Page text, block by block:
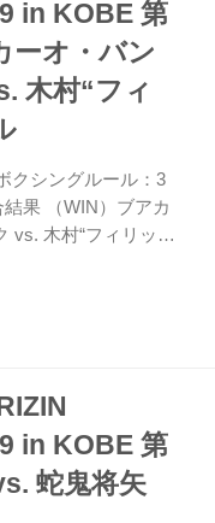
ブを伸ばし、左のヒ
間1分を切り、高
ウン。久保はハー
強打を出させない。
in KOBE 第
ーオ・バン
木村“フィ
クシングルール：3
果 （WIN）ブアカ
vs. 木村“フィリッ
1 木村の放った初
ブアカーオの下腹
右フックをブンブン
がらもヨロめくブア
前蹴り、接近戦では
ROUND 2 木村のジ
in KOBE 第
蛇鬼将矢